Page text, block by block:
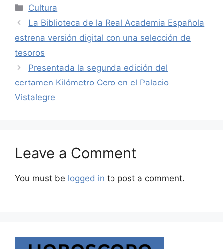
Categories
Cultura
La Biblioteca de la Real Academia Española
estrena versión digital con una selección de
tesoros
Presentada la segunda edición del
certamen Kilómetro Cero en el Palacio
Vistalegre
Leave a Comment
You must be logged in to post a comment.